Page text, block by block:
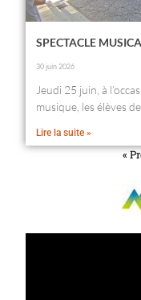
SPECTACLE
30 juin 2026
Jeudi 25 juin, à
musique, les élèves
Lire la suite »
«